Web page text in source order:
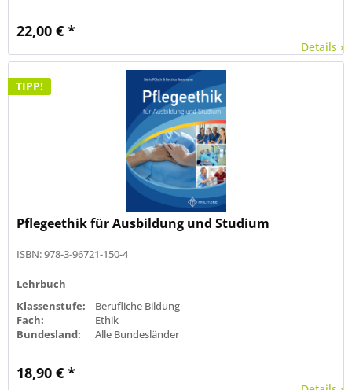
22,00 € *
Details ›
TIPP!
Pflegeethik für Ausbildung und Studium
ISBN: 978-3-96721-150-4
Lehrbuch
Klassenstufe:
Berufliche Bildung
Fach:
Ethik
Bundesland:
Alle Bundesländer
18,90 € *